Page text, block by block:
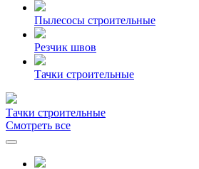
Пылесосы строительные
Резчик швов
Тачки строительные
Тачки строительные
Смотреть все